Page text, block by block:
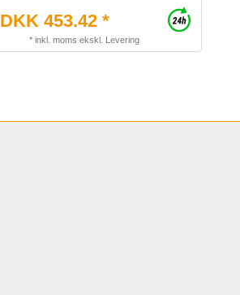
DKK 453.42 *
* inkl. moms ekskl. Levering